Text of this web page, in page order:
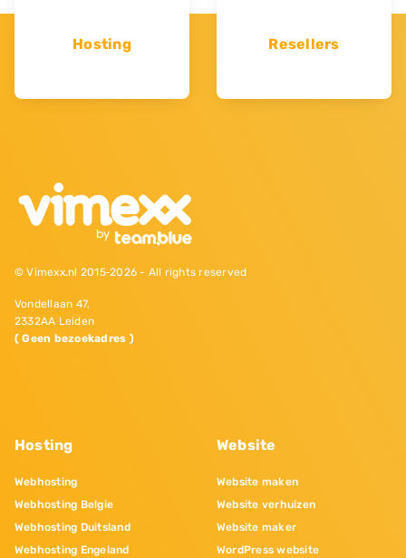
Hosting Resellers
© Vimexx.nl 2015‐2026 - All rights reserved
Vondellaan 47,
2332AA Leiden
( Geen bezoekadres )
Hosting
Webhosting
Webhosting Belgie
Webhosting Duitsland
Webhosting Engeland
Website
Website maken
Website verhuizen
Website maker
WordPress website